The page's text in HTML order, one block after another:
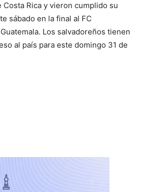
Costa Rica y vieron cumplido su
sábado en la final al FC
Los salvadoreños tienen
al país para este domingo 31 de